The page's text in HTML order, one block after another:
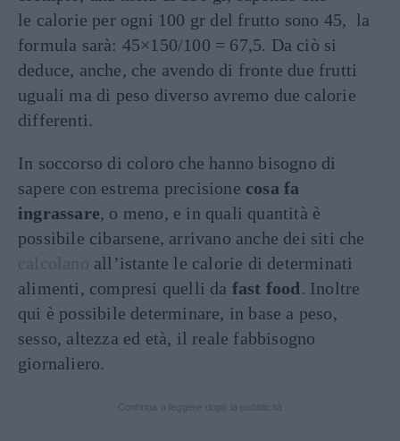
le calorie per ogni 100 gr del frutto sono 45, la
formula sarà: 45×150/100 = 67,5. Da ciò si
deduce, anche, che avendo di fronte due frutti
uguali ma di peso diverso avremo due calorie
differenti.
In soccorso di coloro che hanno bisogno di
sapere con estrema precisione cosa fa
ingrassare, o meno, e in quali quantità è
possibile cibarsene, arrivano anche dei siti che
calcolano all’istante le calorie di determinati
alimenti, compresi quelli da fast food. Inoltre
qui è possibile determinare, in base a peso,
sesso, altezza ed età, il reale fabbisogno
giornaliero.